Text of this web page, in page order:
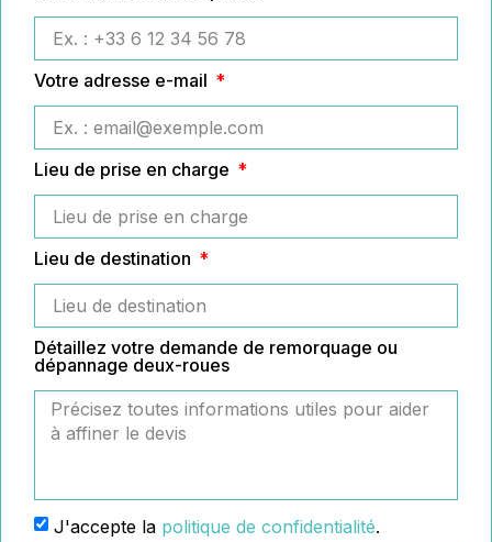
Votre adresse e-mail
Lieu de prise en charge
Lieu de destination
Détaillez votre demande de remorquage ou
dépannage deux-roues
J'accepte la politique de confidentialité.